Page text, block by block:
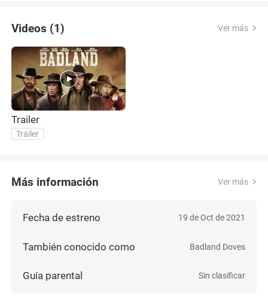
Videos (1) Ver más
Trailer
Tráiler
Más información Ver más
Fecha de estreno 19 de Oct de 2021
También conocido como Badland Doves
Guía parental Sin clasificar